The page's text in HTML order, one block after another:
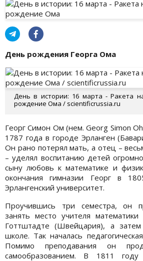
День рождения Георга Ома
День в истории: 16 марта - Ракета
рождение Ома / scientificrussia.ru
Георг Симон Ом (нем. Georg Simon
1787 года в городе Эрланген
Он рано потерял мать, а отец –
– уделял воспитанию детей
сыну любовь к математике и
окончания гимназии Георг в
Эрлангенский университет.
Проучившись три семестра, он
занять место учителя
Готтштадте (Швейцария), а
школе. Так началась
Помимо преподавания он
самообразованием. В 1811